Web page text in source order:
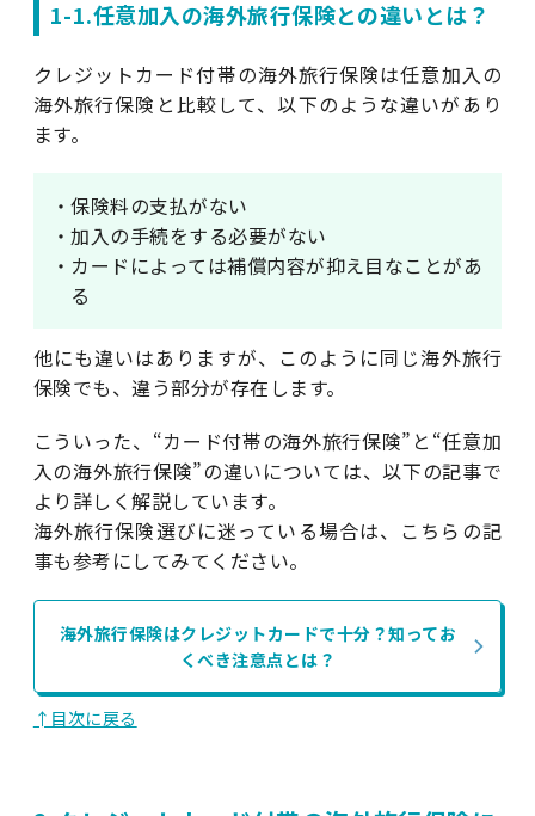
1-1.任意加入の海外旅行保険との違いとは？
クレジットカード付帯の海外旅行保険は任意加入の
海外旅行保険と比較して、以下のような違いがあり
ます。
・保険料の支払がない
・加入の手続をする必要がない
・カードによっては補償内容が抑え目なことがあ
る
他にも違いはありますが、このように同じ海外旅行
保険でも、違う部分が存在します。
こういった、“カード付帯の海外旅行保険”と“任意加
入の海外旅行保険”の違いについては、以下の記事で
より詳しく解説しています。
海外旅行保険選びに迷っている場合は、こちらの記
事も参考にしてみてください。
海外旅行保険はクレジットカードで十分？知ってお
くべき注意点とは？
↑目次に戻る